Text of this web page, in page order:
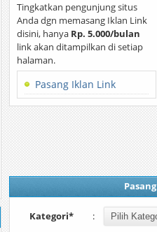
Tingkatkan pengunjung situs
Anda dgn memasang Iklan Link
disini, hanya Rp. 5.000/bulan
link akan ditampilkan di setiap
halaman.
Pasang Iklan Link
Kategori* :